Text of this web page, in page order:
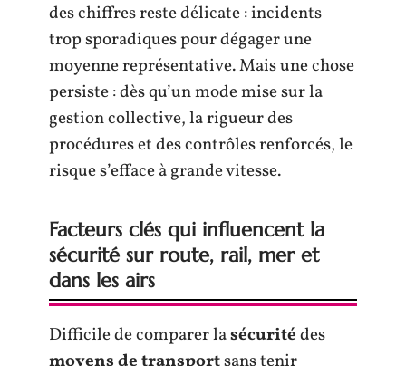
des chiffres reste délicate : incidents
trop sporadiques pour dégager une
moyenne représentative. Mais une chose
persiste : dès qu’un mode mise sur la
gestion collective, la rigueur des
procédures et des contrôles renforcés, le
risque s’efface à grande vitesse.
Facteurs clés qui influencent la
sécurité sur route, rail, mer et
dans les airs
Difficile de comparer lasécuritédes
moyens de transportsans tenir